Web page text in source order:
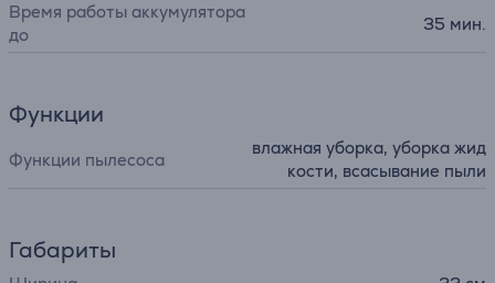
Время работы аккумулятора
до
35 мин.
Функции
Функции пылесоса
влажная уборка, уборка жид
кости, всасывание пыли
Габариты